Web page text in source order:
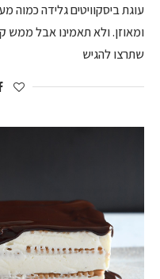
עוגת ביסקוויטים גלידה
ומאוזן. ולא תאמינו אבל ממש
שתרצו להגיש